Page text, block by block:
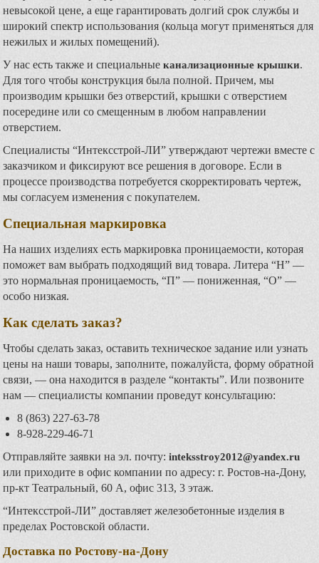
невысокой цене, а еще гарантировать долгий срок службы и
широкий спектр использования (кольца могут применяться для
нежилых и жилых помещений).
У нас есть также и специальные канализационные крышки.
Для того чтобы конструкция была полной. Причем, мы
производим крышки без отверстий, крышки с отверстием
посередине или со смещенным в любом направлении
отверстием.
Специалисты “Интексстрой-ЛИ” утверждают чертежи вместе с
заказчиком и фиксируют все решения в договоре. Если в
процессе производства потребуется скорректировать чертеж,
мы согласуем изменения с покупателем.
Специальная маркировка
На наших изделиях есть маркировка проницаемости, которая
поможет вам выбрать подходящий вид товара. Литера “Н” —
это нормальная проницаемость, “П” — пониженная, “О” —
особо низкая.
Как сделать заказ?
Чтобы сделать заказ, оставить техническое задание или узнать
цены на наши товары, заполните, пожалуйста, форму обратной
связи, — она находится в разделе “контакты”. Или позвоните
нам — специалисты компании проведут консультацию:
8 (863) 227-63-78
8-928-229-46-71
Отправляйте заявки на эл. почту: inteksstroy2012@yandex.ru
или приходите в офис компании по адресу: г. Ростов-на-Дону,
пр-кт Театральный, 60 А, офис 313, 3 этаж.
“Интексстрой-ЛИ” доставляет железобетонные изделия в
пределах Ростовской области.
Доставка по Ростову-на-Дону